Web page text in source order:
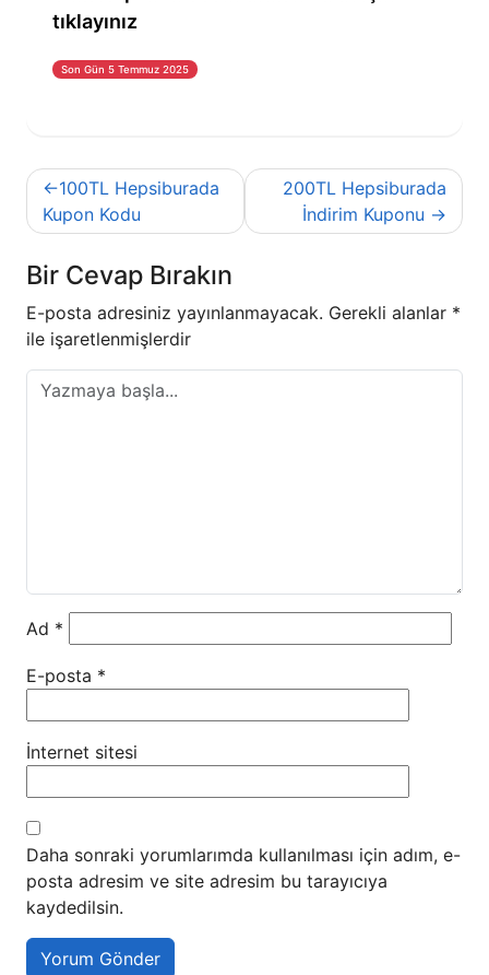
tıklayınız
Son Gün 5 Temmuz 2025
Yazı
gezinmesi
100TL Hepsiburada
Kupon Kodu
200TL Hepsiburada
İndirim Kuponu
Bir Cevap Bırakın
E-posta adresiniz yayınlanmayacak. Gerekli alanlar *
ile işaretlenmişlerdir
Ad *
E-posta *
İnternet sitesi
Daha sonraki yorumlarımda kullanılması için adım, e-
posta adresim ve site adresim bu tarayıcıya
kaydedilsin.